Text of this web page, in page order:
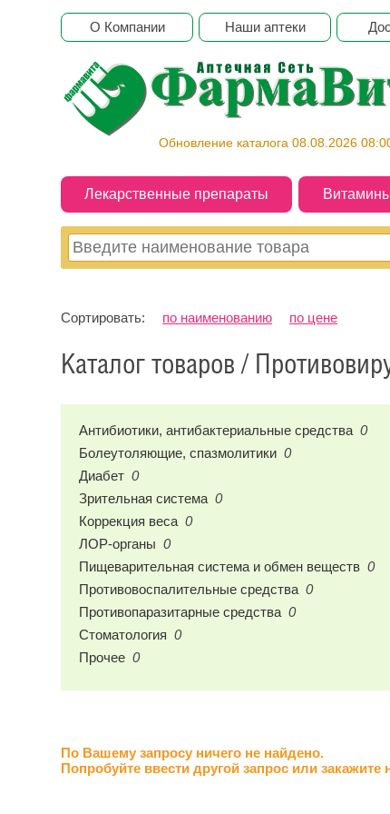
О Компании Наши аптеки
Обновление каталога 08.08.2026
Лекарственные препараты
Сортировать: по наименованию по цене
Каталог товаров /
Антибиотики, антибактериальные средства 0
Болеутоляющие, спазмолитики 0
Диабет 0
Зрительная система 0
Коррекция веса 0
ЛОР-органы 0
Пищеварительная система и обмен веществ 0
Противовоспалительные средства 0
Противопаразитарные средства 0
Стоматология 0
Прочее 0
По Вашему запросу ничего не найдено.
Попробуйте ввести другой запрос или